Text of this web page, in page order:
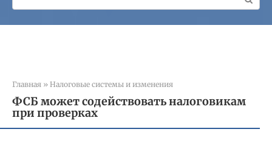
Главная » Налоговые системы и изменения
ФСБ может содействовать налоговикам
при проверках